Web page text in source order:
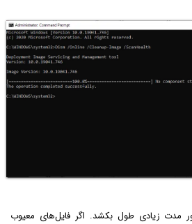
مدت زیادی طول بکشد. اگر فایل‌های معیوب